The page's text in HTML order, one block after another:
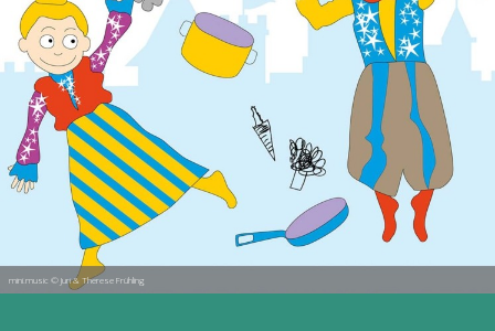
mini.music © Juri & Therese Frühling